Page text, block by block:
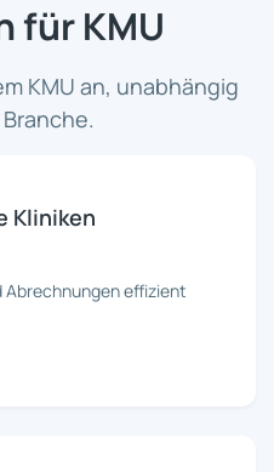
für KMU
KMU an, unabhängig
Kliniken
effizient